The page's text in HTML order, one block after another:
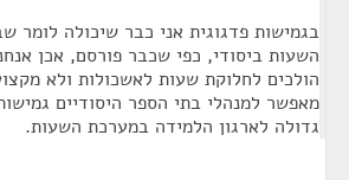
בגמישות פדגוגית אני כבר שיכולה לומר
השעות ביסודי, כפי שכבר פורסם, אכן
הולכים לחלוקת שעות לאשכולות ולא
מאפשר למנהלי בתי הספר היסודיים
גדולה לארגון הלמידה במערכת השעות.